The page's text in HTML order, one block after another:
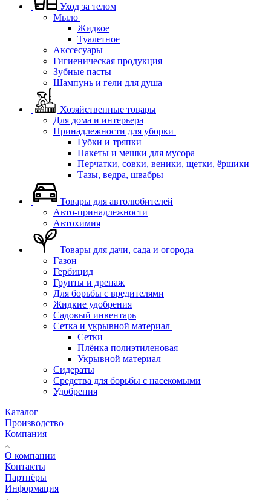
Уход за телом
Мыло
Жидкое
Туалетное
Акссесуары
Гигиеническая продукция
Зубные пасты
Шампунь и гели для душа
Хозяйственные товары
Для дома и интерьера
Принадлежности для уборки
Губки и тряпки
Пакеты и мешки для мусора
Перчатки, совки, веники, щетки, ёршики
Тазы, ведра, швабры
Товары для автолюбителей
Авто-принадлежности
Автохимия
Товары для дачи, сада и огорода
Газон
Гербицид
Грунты и дренаж
Для борьбы с вредителями
Жидкие удобрения
Садовый инвентарь
Сетка и укрывной материал
Сетки
Плёнка полиэтиленовая
Укрывной материал
Сидераты
Средства для борьбы с насекомыми
Удобрения
Каталог
Производство
Компания
О компании
Контакты
Партнёры
Информация